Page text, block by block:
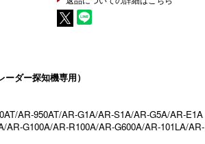
ダー探知機専用）
AR-950AT/AR-G1A/AR-S1A/AR-G5A/AR-E1A
G100A/AR-R100A/AR-G600A/AR-101LA/